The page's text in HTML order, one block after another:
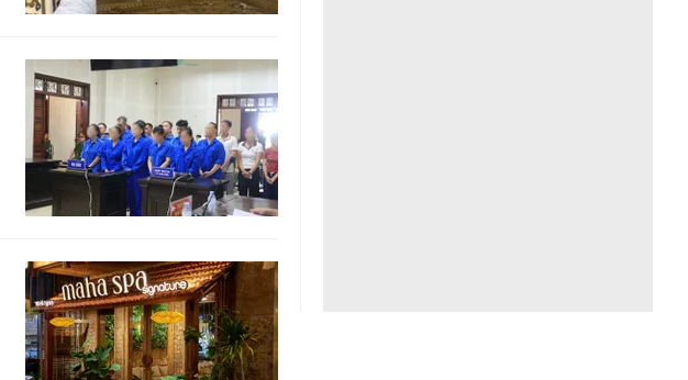
Công nghệ
Hitech Công nghệ tương lai
Sản phẩm
Thị trường
Tư vấn